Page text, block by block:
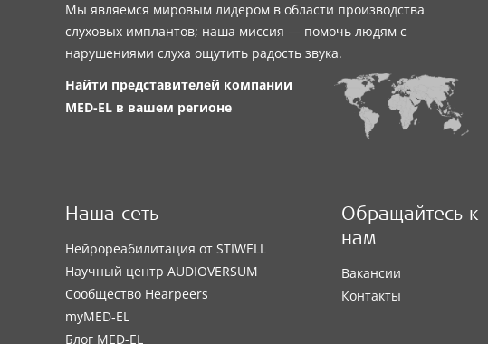
Мы являемся мировым лидером в области производства
слуховых имплантов; наша миссия — помочь людям с
нарушениями слуха ощутить радость звука.
Найти представителей компании
MED-EL в вашем регионе
Наша сеть
Нейрореабилитация от STIWELL
Научный центр AUDIOVERSUM
Сообщество Hearpeers
myMED‑EL
Блог MED-EL
Обращайтесь к
нам
Вакансии
Контакты